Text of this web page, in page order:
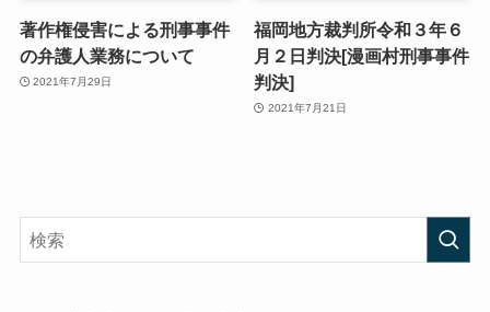
著作権侵害による刑事事件
の弁護人業務について
2021年7月29日
福岡地方裁判所令和３年６
月２日判決[漫画村刑事事件
判決]
2021年7月21日